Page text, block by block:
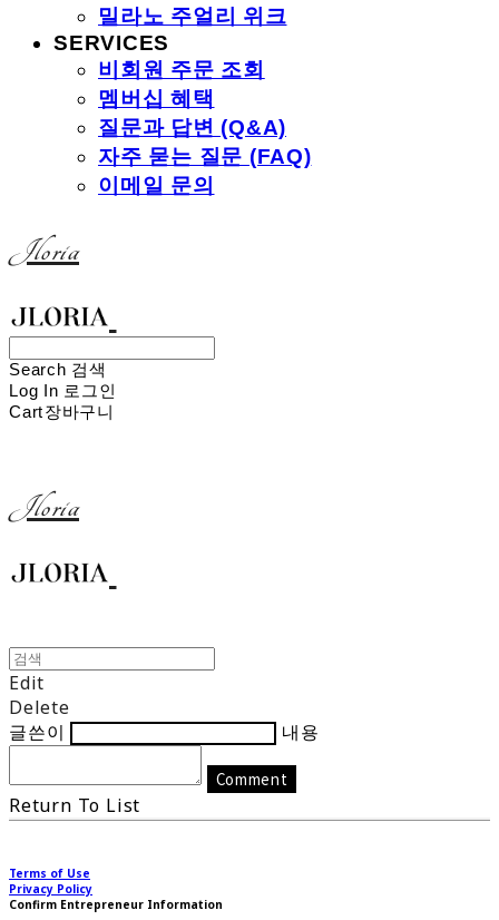
밀라노 주얼리 위크
SERVICES
비회원 주문 조회
멤버십 혜택
질문과 답변 (Q&A)
자주 묻는 질문 (FAQ)
이메일 문의
Jloria
Search 검색
Log In 로그인
Cart장바구니
Jloria
Edit
Delete
글쓴이
내용
Comment
Return To List
Terms of Use
Privacy Policy
Confirm Entrepreneur Information